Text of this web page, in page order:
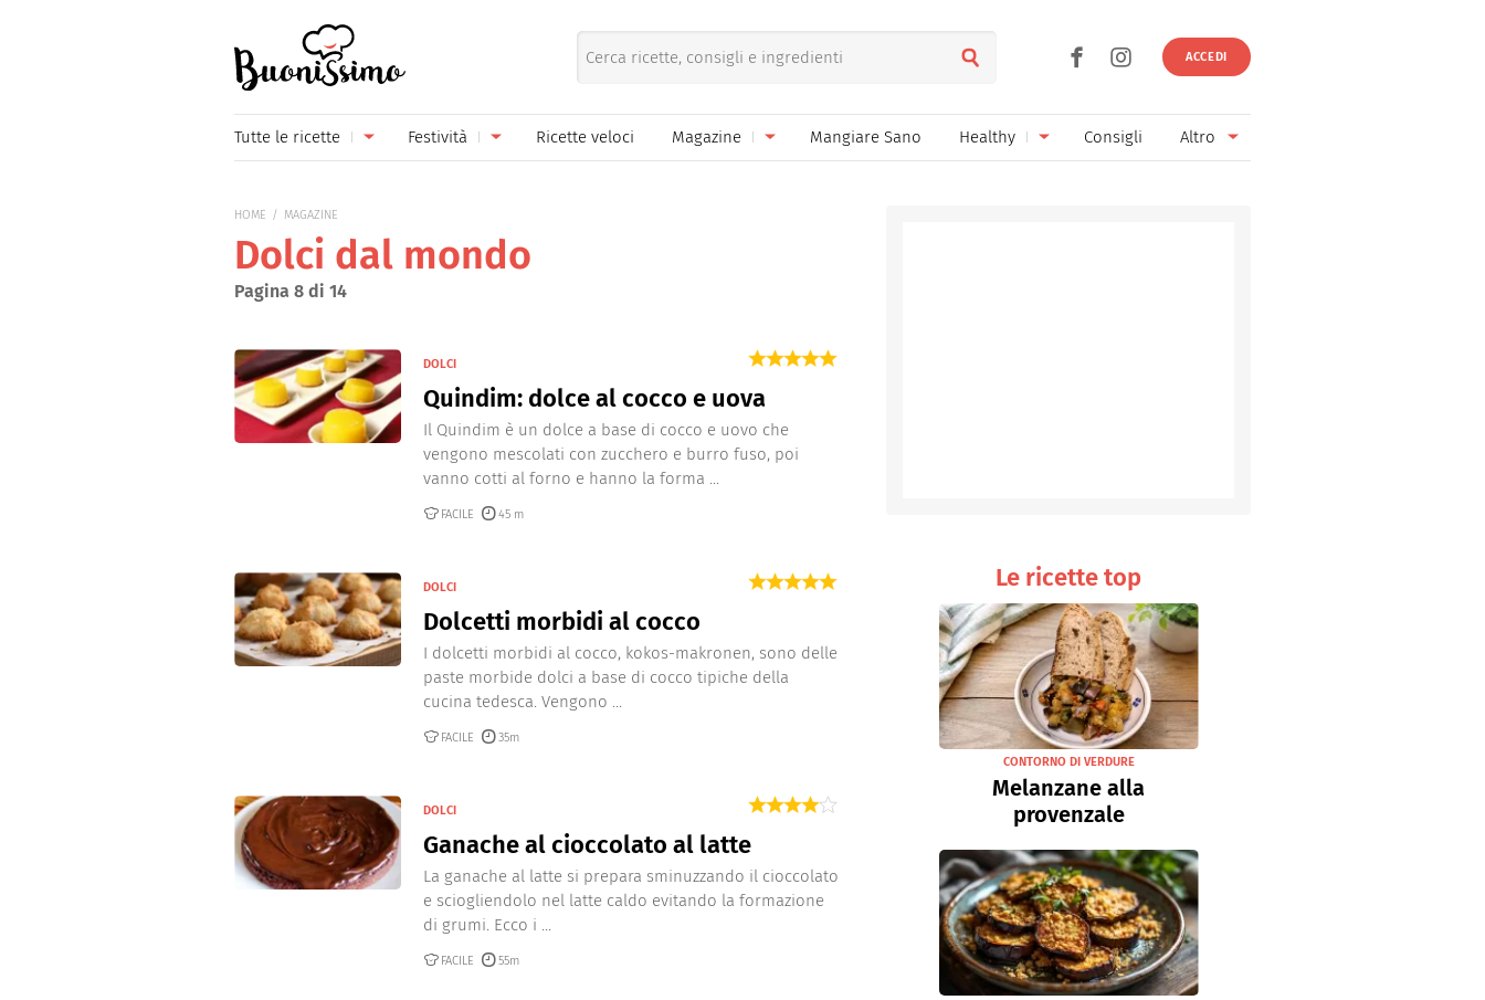
ACCEDI
Tutte le ricette
Primi piatti Pane pizza focacce
Secondi piatti
Contorni
Formaggi
Bevande
Festività
Carnevale
Festa del Papà
Halloween
Natale
Pasqua
Ricette veloci Magazine Mangiare Sano Healthy Consigli Altro
HOME MAGAZINE
Dolci dal mondo
Pagina 8 di 14
DOLCI
Quindim: dolce al cocco e uova
Il Quindim è un dolce a base di cocco e uovo che
vengono mescolati con zucchero e burro fuso, poi
vanno cotti al forno e hanno la forma ...
FACILE 45 m
DOLCI
Dolcetti morbidi al cocco
I dolcetti morbidi al cocco, kokos-makronen, sono delle
paste morbide dolci a base di cocco tipiche della
cucina tedesca. Vengono ...
FACILE 35m
DOLCI
Ganache al cioccolato al latte
La ganache al latte si prepara sminuzzando il cioccolato
e sciogliendolo nel latte caldo evitando la formazione
di grumi. Ecco i ...
FACILE 55m
Le ricette top
CONTORNO DI VERDURE
Melanzane alla
provenzale